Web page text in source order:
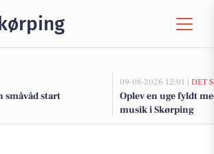
småvåd start
09-08-2026 12:01 | DET
Oplev en uge fyldt
musik i Skørping